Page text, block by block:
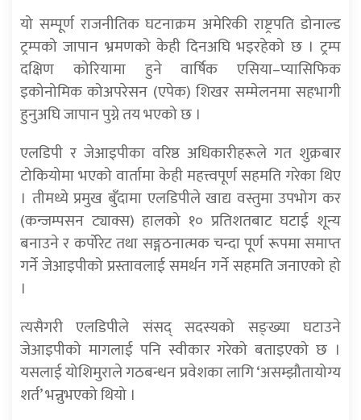
यो सम्पूर्ण राजनीतिक घटनाक्रम अमेरिकी राष्ट्रपति डोनाल्ड
ट्रम्पको जापान भ्रमणको केही दिनअघि भइरहेको छ । ट्रम्प
दक्षिण कोरियामा हुने वार्षिक एसिया–प्यासिफिक
इकोनोमिक कोअपरेसन (एपेक) शिखर सम्मेलनमा सहभागी
हुनुअघि जापान पुग्ने तय भएको छ ।
एलडिपी र जेआइपीका वरिष्ठ अधिकारीहरूले गत शुक्रबार
टोकियोमा भएको वार्तामा केही महत्त्वपूर्ण सहमति गरेका थिए
। तीमध्ये प्रमुख बुँदामा एलडिपीले खाद्य वस्तुमा उपभोग कर
(कन्जम्पसन ट्याक्स) हालको १० प्रतिशतबाट घटाई शून्य
बनाउने र कर्पोरेट तथा सङ्गठनात्मक चन्दा पूर्ण रूपमा समाप्त
गर्ने जेआइपीको प्रस्तावलाई समर्थन गर्ने सहमति जनाएको हो
।
त्यसैगरी एलडिपीले संसद् सदस्यको सङ्ख्या घटाउने
जेआइपीको मागलाई पनि स्वीकार गरेको बताइएको छ ।
यसलाई योशिमुराले गठबन्धन प्रवेशका लागि ‘असम्झौतायोग्य
शर्त’ भन्नुभएको थियो ।